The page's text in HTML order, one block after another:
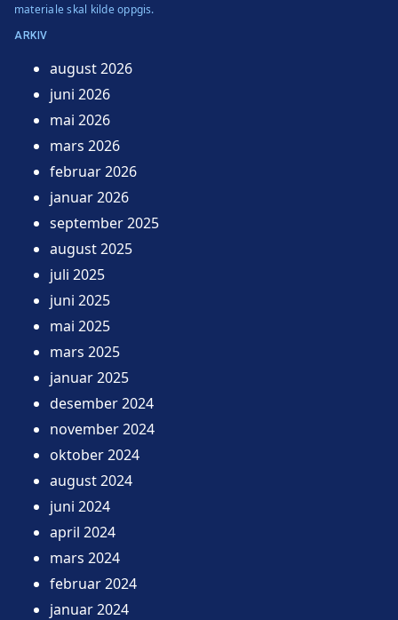
materiale skal kilde oppgis.
ARKIV
august 2026
juni 2026
mai 2026
mars 2026
februar 2026
januar 2026
september 2025
august 2025
juli 2025
juni 2025
mai 2025
mars 2025
januar 2025
desember 2024
november 2024
oktober 2024
august 2024
juni 2024
april 2024
mars 2024
februar 2024
januar 2024